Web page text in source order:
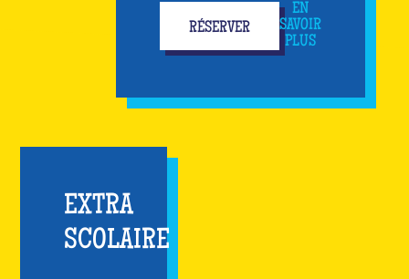
RÉSERVER
EN
SAVOIR
PLUS
EXTRA
SCOLAIRE